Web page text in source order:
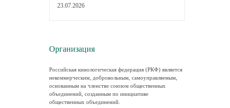
23.07.2026
Организация
Российская кинологическая федерация (РКФ) является
некоммерческим, добровольным, самоуправляемым,
основанным на членстве союзом общественных
объединений, созданным по инициативе
общественных объединений.